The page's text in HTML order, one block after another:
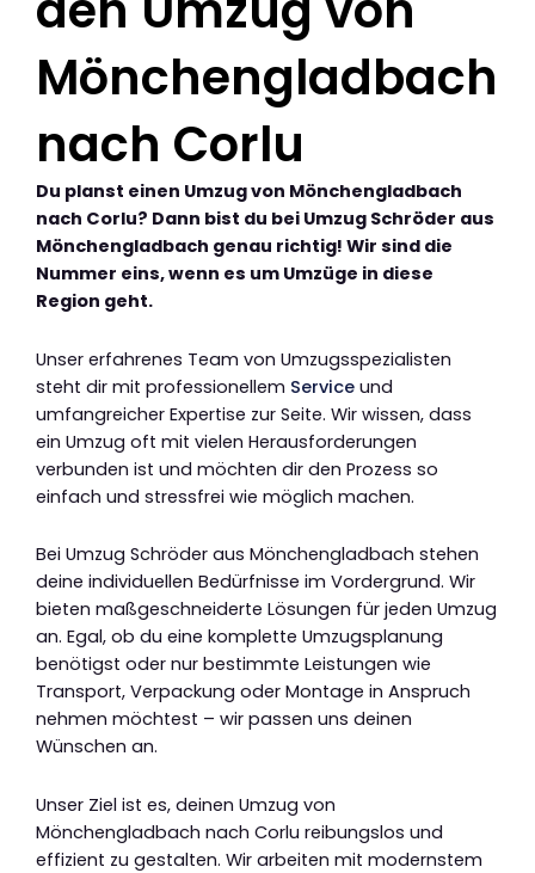
Mönchengladbach
nach Corlu
Du planst einen Umzug von Mönchengladbach
nach Corlu? Dann bist du bei Umzug Schröder aus
Mönchengladbach genau richtig! Wir sind die
Nummer eins, wenn es um Umzüge in diese
Region geht.
Unser erfahrenes Team von Umzugsspezialisten
steht dir mit professionellem Service und
umfangreicher Expertise zur Seite. Wir wissen, dass
ein Umzug oft mit vielen Herausforderungen
verbunden ist und möchten dir den Prozess so
einfach und stressfrei wie möglich machen.
Bei Umzug Schröder aus Mönchengladbach stehen
deine individuellen Bedürfnisse im Vordergrund. Wir
bieten maßgeschneiderte Lösungen für jeden Umzug
an. Egal, ob du eine komplette Umzugsplanung
benötigst oder nur bestimmte Leistungen wie
Transport, Verpackung oder Montage in Anspruch
nehmen möchtest – wir passen uns deinen
Wünschen an.
Unser Ziel ist es, deinen Umzug von
Mönchengladbach nach Corlu reibungslos und
effizient zu gestalten. Wir arbeiten mit modernstem